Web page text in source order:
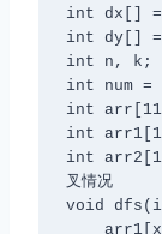
int dx[]
int dy[]
int n, k;
int num =
int
int
int
叉情况
void